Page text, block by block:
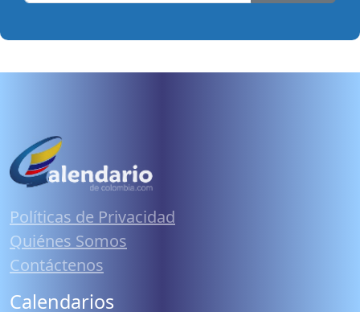
Políticas de Privacidad
Quiénes Somos
Contáctenos
Calendarios